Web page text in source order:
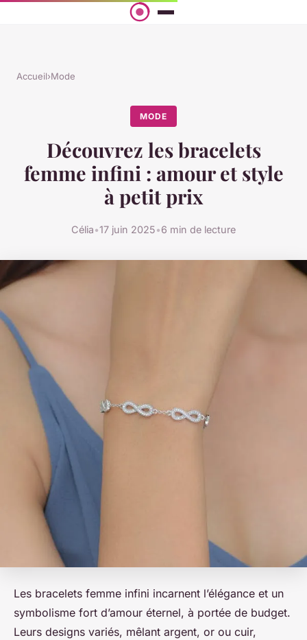
Accueil›Mode
MODE
Découvrez les bracelets
femme infini : amour et style
à petit prix
Célia•17 juin 2025•6 min de lecture
Les bracelets femme infini incarnent l’élégance et un
symbolisme fort d’amour éternel, à portée de budget.
Leurs designs variés, mêlant argent, or ou cuir,